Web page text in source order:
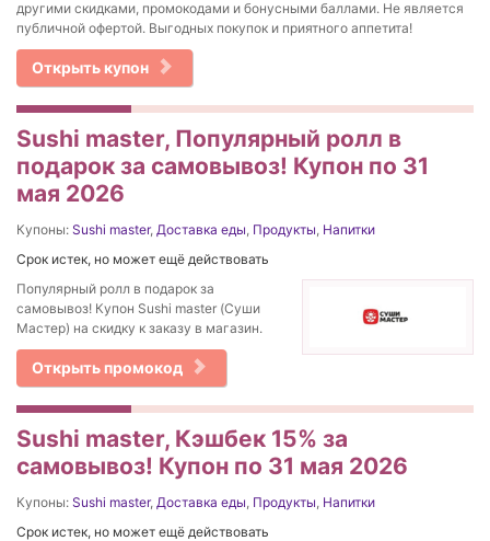
другими скидками, промокодами и бонусными баллами. Не является
публичной офертой. Выгодных покупок и приятного аппетита!
Открыть купон
Sushi master, Популярный ролл в
подарок за самовывоз! Купон по 31
мая 2026
Купоны: Sushi master, Доставка еды, Продукты, Напитки
Срок истек, но может ещё действовать
Популярный ролл в подарок за
самовывоз! Купон Sushi master (Суши
Мастер) на скидку к заказу в магазин.
Открыть промокод
Sushi master, Кэшбек 15% за
самовывоз! Купон по 31 мая 2026
Купоны: Sushi master, Доставка еды, Продукты, Напитки
Срок истек, но может ещё действовать